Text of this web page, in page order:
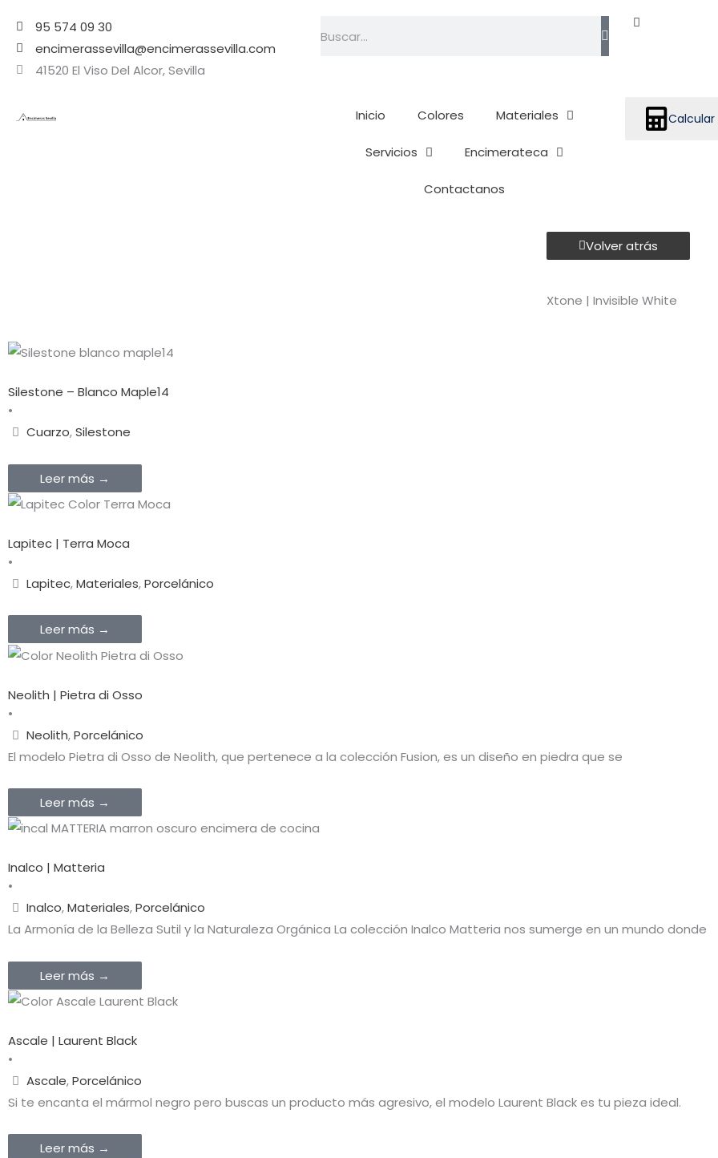
contenido
95 574 09 30
encimerassevilla@encimerassevilla.com
41520 El Viso Del Alcor, Sevilla
Inicio Colores Materiales
Servicios Encimerateca
Contactanos
Calcular
Volver atrás
Xtone | Invisible White
Silestone – Blanco Maple14
•
Cuarzo,Silestone
Leer más →
Lapitec | Terra Moca
•
Lapitec,Materiales,Porcelánico
Leer más →
Neolith | Pietra di Osso
•
Neolith,Porcelánico
El modelo Pietra di Osso de Neolith, que pertenece a la colección Fusion, es un diseño en piedra que se
Leer más →
Inalco | Matteria
•
Inalco,Materiales,Porcelánico
La Armonía de la Belleza Sutil y la Naturaleza Orgánica La colección Inalco Matteria nos sumerge en un mundo donde
Leer más →
Ascale | Laurent Black
•
Ascale,Porcelánico
Si te encanta el mármol negro pero buscas un producto más agresivo, el modelo Laurent Black es tu pieza ideal.
Leer más →